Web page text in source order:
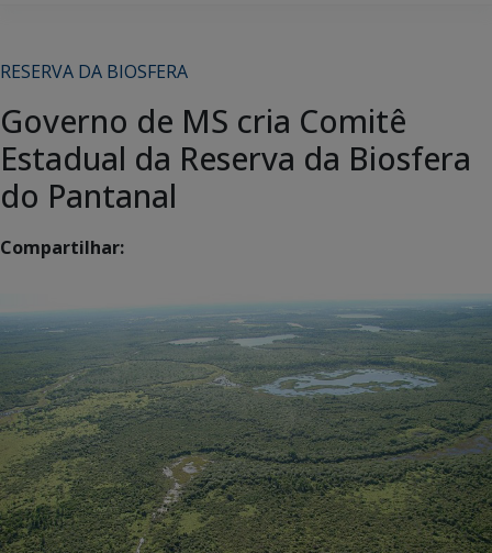
RESERVA DA BIOSFERA
Governo de MS cria Comitê
Estadual da Reserva da Biosfera
do Pantanal
Compartilhar: